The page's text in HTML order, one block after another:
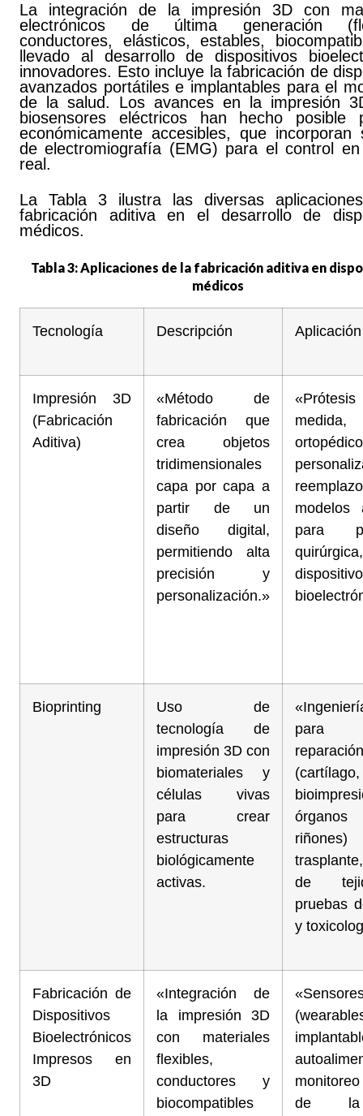
La integración de la impresión 3D con
electrónicos de última generación
conductores, elásticos, estables,
llevado al desarrollo de dispositivos
innovadores. Esto incluye la fabricación de
avanzados portátiles e implantables para el
de la salud. Los avances en la impresión
biosensores eléctricos han hecho posible
económicamente accesibles, que incorporan
de electromiografía (EMG) para el control
real.
La Tabla 3 ilustra las diversas
fabricación aditiva en el desarrollo de
médicos.
Tabla 3: Aplicaciones de la fabricación aditiva en
médicos
Tecnología Descripción
Impresión 3D
(Fabricación
Aditiva)
«Método de
fabricación que
crea objetos
tridimensionales
capa por capa a
partir de un
diseño digital,
permitiendo alta
precisión y
personalización.»
medida,
modelos
para
quirúrgica,
Bioprinting
Uso de
tecnología de
impresión 3D con
biomateriales y
células vivas
para crear
estructuras
biológicamente
activas.
para
órganos
de
pruebas
y
Fabricación de
Dispositivos
Bioelectrónicos
Impresos en
3D
«Integración de
la impresión 3D
con materiales
flexibles,
conductores y
biocompatibles
de la